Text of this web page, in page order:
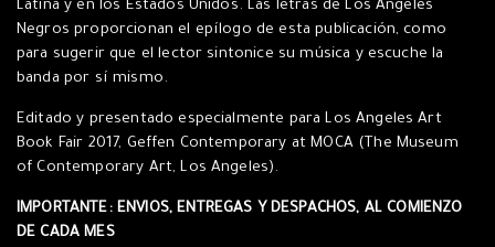
Latina y en los Estados Unidos. Las letras de Los Ángeles
Negros proporcionan el epílogo de esta publicación, como
para sugerir que el lector sintonice su música y escuche la
banda por sí mismo.
Editado y presentado especialmente para Los Angeles Art
Book Fair 2017, Geffen Contemporary at MOCA (The Museum
of Contemporary Art, Los Angeles).
IMPORTANTE: ENVIOS, ENTREGAS Y DESPACHOS, AL COMIENZO
DE CADA MES